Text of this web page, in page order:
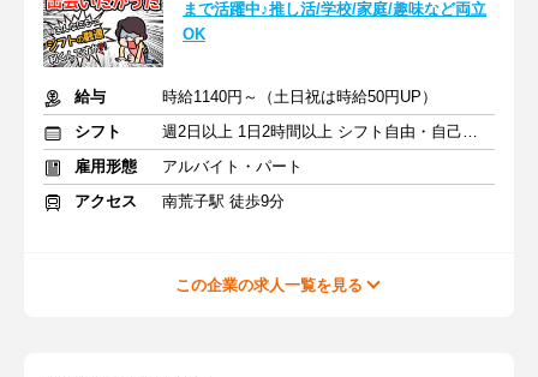
まで活躍中♪推し活/学校/家庭/趣味など両立
OK
給与
時給1140円～（土日祝は時給50円UP）
シフト
週2日以上 1日2時間以上 シフト自由・自己申告
雇用形態
アルバイト・パート
アクセス
南荒子駅 徒歩9分
この企業の求人一覧を見る